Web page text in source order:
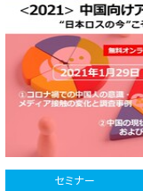
セミナー